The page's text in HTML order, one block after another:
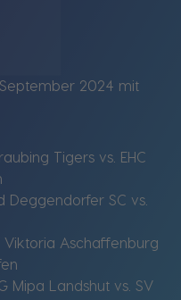
2024 mit
Tigers vs. EHC
Deggendorfer SC vs.
Viktoria Aschaffenburg
Mipa Landshut vs. SV